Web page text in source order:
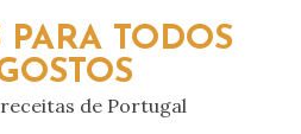
PARA TODOS
de Portugal